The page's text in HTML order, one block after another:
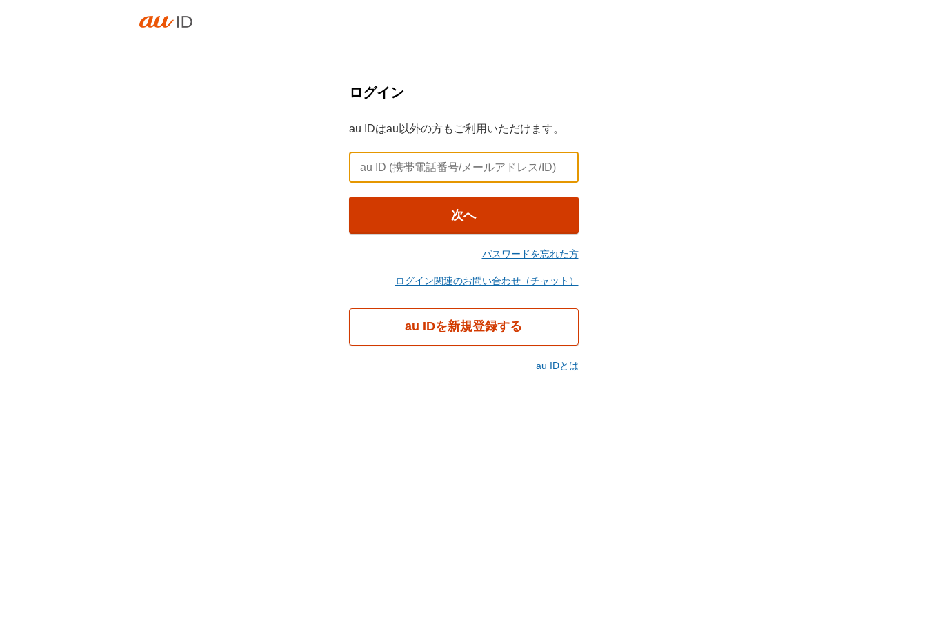
ログイン
au IDはau以外の方もご利用いただけます。
次へ
パスワードを忘れた方
ログイン関連のお問い合わせ（チャット）
au IDを新規登録する
au IDとは